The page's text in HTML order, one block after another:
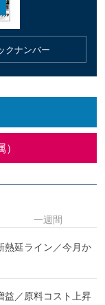
クナンバー
熱延ライン／今月か
益／原料コスト上昇
一週間